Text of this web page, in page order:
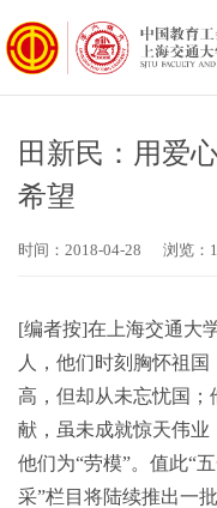
田新民：用爱
希望
时间：2018-04-28 浏览：
[编者按]在上海交通大
人，他们时刻胸怀祖
高，但却从未忘忧国
献，虽未成就惊天伟
他们为“劳模”。值此“
采”栏目将陆续推出一